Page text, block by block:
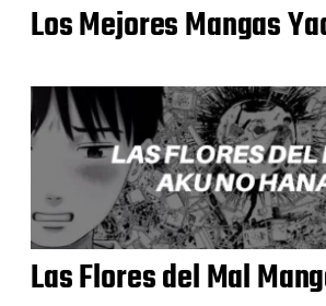
Los Mejores Mangas
Las Flores del Mal